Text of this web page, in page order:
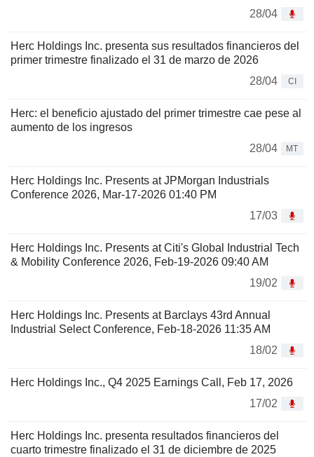
28/04
Herc Holdings Inc. presenta sus resultados financieros del
primer trimestre finalizado el 31 de marzo de 2026
28/04
CI
Herc: el beneficio ajustado del primer trimestre cae pese al
aumento de los ingresos
28/04
MT
Herc Holdings Inc. Presents at JPMorgan Industrials
Conference 2026, Mar-17-2026 01:40 PM
17/03
Herc Holdings Inc. Presents at Citi's Global Industrial Tech
& Mobility Conference 2026, Feb-19-2026 09:40 AM
19/02
Herc Holdings Inc. Presents at Barclays 43rd Annual
Industrial Select Conference, Feb-18-2026 11:35 AM
18/02
Herc Holdings Inc., Q4 2025 Earnings Call, Feb 17, 2026
17/02
Herc Holdings Inc. presenta resultados financieros del
cuarto trimestre finalizado el 31 de diciembre de 2025